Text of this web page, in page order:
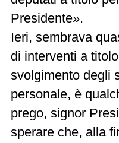
Presidente».
Ieri, sembrava
di interventi a
svolgimento degli
personale, è
prego, signor
sperare che, alla